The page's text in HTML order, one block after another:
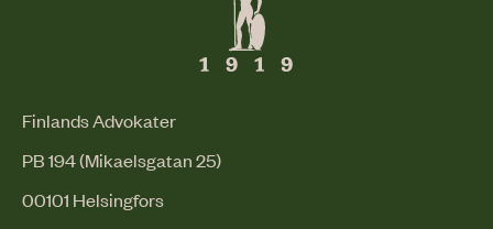
Finlands Advokater
PB 194 (Mikaelsgatan 25)
00101 Helsingfors